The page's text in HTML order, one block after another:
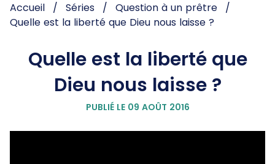
Accueil Séries
Question à un prêtre
Quelle est la liberté que Dieu nous laisse ?
Quelle est la liberté que
Dieu nous laisse ?
PUBLIÉ LE 09 AOÛT 2016